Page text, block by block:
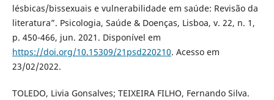
lésbicas/bissexuais e vulnerabilidade em saúde: Revisão da
literatura”. Psicologia, Saúde & Doenças, Lisboa, v. 22, n. 1,
p. 450-466, jun. 2021. Disponível em
https://doi.org/10.15309/21psd220210. Acesso em
23/02/2022.
TOLEDO, Livia Gonsalves; TEIXEIRA FILHO, Fernando Silva.